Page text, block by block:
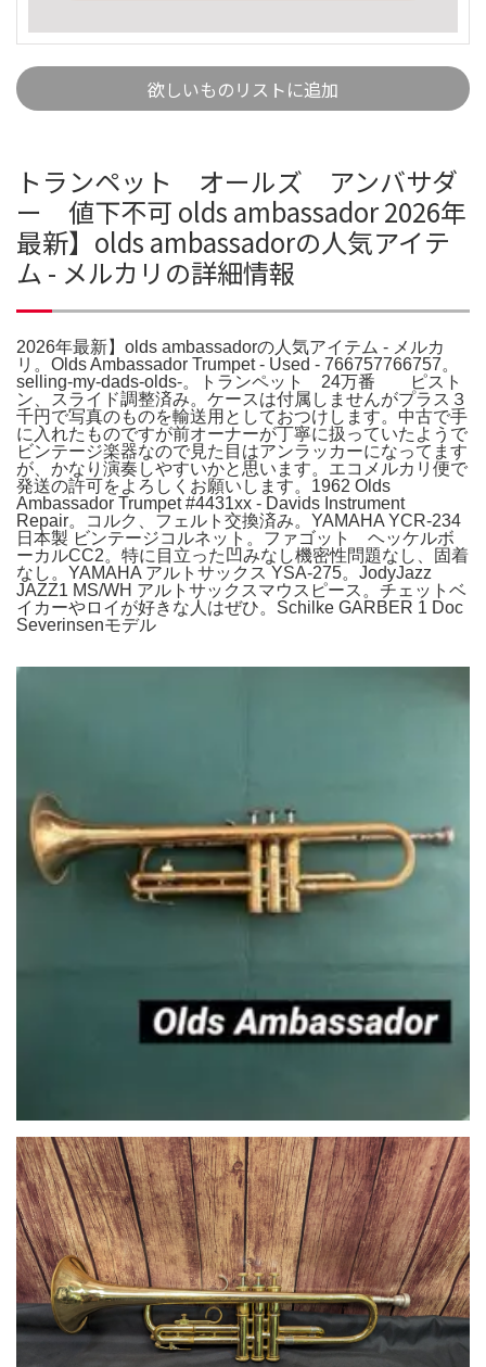
欲しいものリストに追加
トランペット オールズ アンバサダ
ー 値下不可 olds ambassador 2026年
最新】olds ambassadorの人気アイテ
ム - メルカリの詳細情報
2026年最新】olds ambassadorの人気アイテム - メルカ
リ。Olds Ambassador Trumpet - Used - 766757766757。
selling-my-dads-olds-。トランペット 24万番 ピスト
ン、スライド調整済み。ケースは付属しませんがプラス３
千円で写真のものを輸送用としておつけします。中古で手
に入れたものですが前オーナーが丁寧に扱っていたようで
ビンテージ楽器なので見た目はアンラッカーになってます
が、かなり演奏しやすいかと思います。エコメルカリ便で
発送の許可をよろしくお願いします。1962 Olds
Ambassador Trumpet #4431xx - Davids Instrument
Repair。コルク、フェルト交換済み。YAMAHA YCR-234
日本製 ビンテージコルネット。ファゴット ヘッケルボ
ーカルCC2。特に目立った凹みなし機密性問題なし、固着
なし。YAMAHA アルトサックス YSA-275。JodyJazz
JAZZ1 MS/WH アルトサックスマウスピース。チェットベ
イカーやロイが好きな人はぜひ。Schilke GARBER 1 Doc
Severinsenモデル